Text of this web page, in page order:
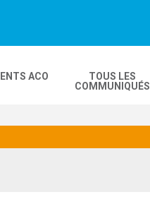
ACO
TOUS LES
COMMUNIQUÉS